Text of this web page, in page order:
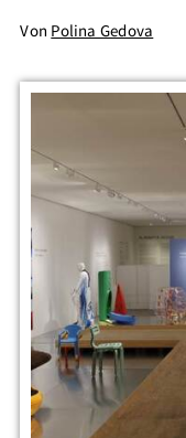
Von Polina Gedova